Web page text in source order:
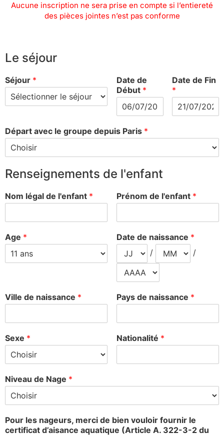
Aucune inscription ne sera prise en compte si l’entiereté
des pièces jointes n’est pas conforme
Le séjour
Séjour *
Date de
Début *
Date de Fin
*
Départ avec le groupe depuis Paris *
Renseignements de l'enfant
Nom légal de l'enfant * Prénom de l'enfant *
Age * Date de naissance *
/
/
Ville de naissance * Pays de naissance *
Sexe * Nationalité *
Niveau de Nage *
Pour les nageurs, merci de bien vouloir fournir le
certificat d’aisance aquatique (Article A. 322-3-2 du